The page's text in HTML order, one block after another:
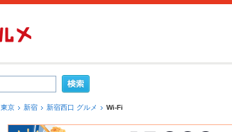
東京 新宿 新宿西口 グルメ Wi-Fi